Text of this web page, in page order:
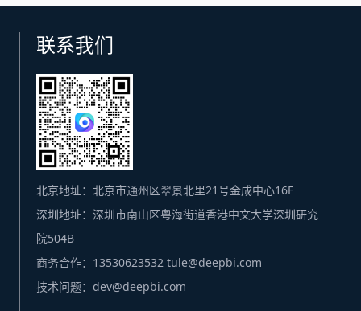
联系我们
北京地址：北京市通州区翠景北里21号金成中心16F
深圳地址：深圳市南山区粤海街道香港中文大学深圳研究
院504B
商务合作：13530623532 tule@deepbi.com
技术问题：dev@deepbi.com